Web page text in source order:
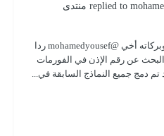
منتدى
وعليكم السلام ورحمة الله تعالى وبركاته أخي @mohamedyousef ردا
عن رقم الإذن في الفورمات